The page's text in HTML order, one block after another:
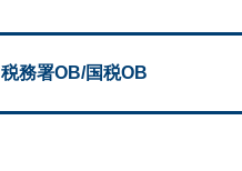
税務署OB/国税OB